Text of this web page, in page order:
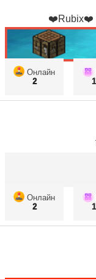
❤️Rubix❤️
Онлайн
2
Онлайн
2